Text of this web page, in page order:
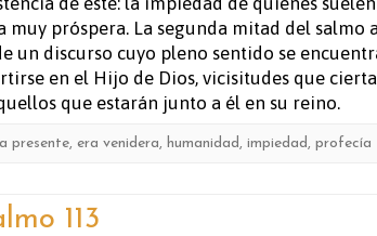
muy próspera. La segunda mitad del salmo
un discurso cuyo pleno sentido se
en el Hijo de Dios, vicisitudes que
que estarán junto a él en su reino.
presente, era venidera, humanidad, impiedad, profecía
113